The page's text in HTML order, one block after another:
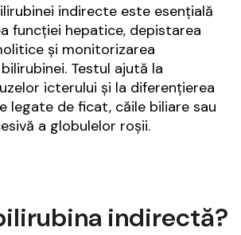
indirecte este esențială
funcției hepatice, depistarea
și monitorizarea
Testul ajută la
icterului și la diferențierea
legate de ficat, căile biliare sau
a globulelor roșii.
indirectă?